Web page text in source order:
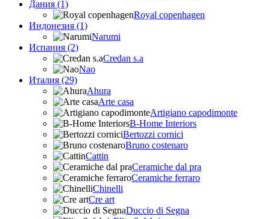
Дания (1)
Royal copenhagen
Индонезия (1)
Narumi
Испания (2)
Credan s.a
Nao
Италия (29)
Ahura
Arte casa
Artigiano capodimonte
B-Home Interiors
Bertozzi cornici
Bruno costenaro
Cattin
Ceramiche dal pra
Ceramiche ferraro
Chinelli
Cre art
Duccio di Segna